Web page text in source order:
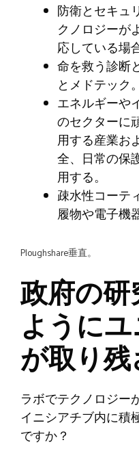
防衛とセキュ
クノロジーが
応している場
命を救う診断
とメドテック。
エネルギーや
のセクターに
用する産業お
全、日常の保
用する。
疎水性コーテ
履物や電子機
Ploughshare垂直。
政府の
ように
が取り
ラボでテクノロジー
イニシアチブ内に積
ですか？